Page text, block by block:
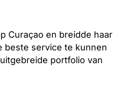
Curaçao en breidde haar
beste service te kunnen
portfolio van